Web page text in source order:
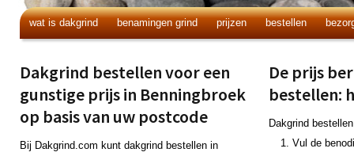
wat is dakgrind benamingen grind prijzen bestellen
Dakgrind bestellen voor een
gunstige prijs in Benningbroek
op basis van uw postcode
Bij Dakgrind.com kunt dakgrind bestellen in
De prijs
bestellen:
Dakgrind
Vul de